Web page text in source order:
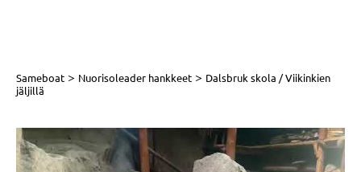
Sameboat > Nuorisoleader hankkeet > Dalsbruk skola / Viikinkien
jäljillä